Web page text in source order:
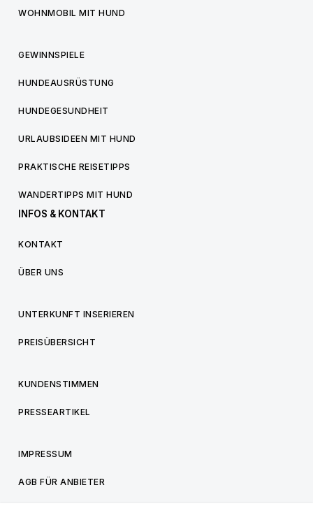
WOHNMOBIL MIT HUND
GEWINNSPIELE
HUNDEAUSRÜSTUNG
HUNDEGESUNDHEIT
URLAUBSIDEEN MIT HUND
PRAKTISCHE REISETIPPS
WANDERTIPPS MIT HUND
INFOS & KONTAKT
KONTAKT
ÜBER UNS
UNTERKUNFT INSERIEREN
PREISÜBERSICHT
KUNDENSTIMMEN
PRESSEARTIKEL
IMPRESSUM
AGB FÜR ANBIETER